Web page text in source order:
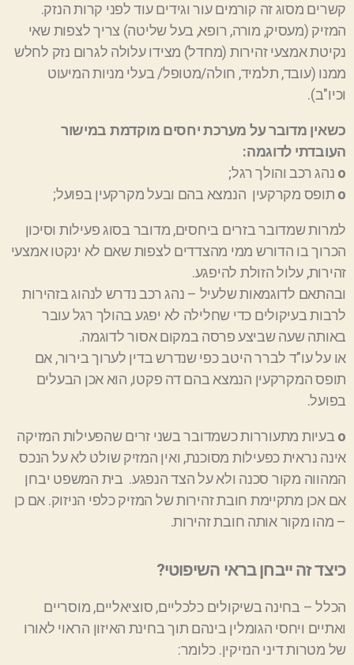
קשרים מסוג זה קורמים עור וגידים עוד לפני קרות הנזק.
המזיק (מעסיק, מורה, רופא, בעל שליטה) צריך לצפות שאי
נקיטת אמצעי זהירות (מחדל) מצידו עלולה לגרום נזק לחלש
ממנו (עובד, תלמיד, חולה/מטופל/ בעלי מניות המיעוט
וכיו"ב).
כשאין מדובר על מערכת יחסים מוקדמת במישור
העובדתי לדוגמה:
οנהג רכב והולך רגל;
οתופס מקרקעין הנמצא בהם ובעל מקרקעין בפועל;
למרות שמדובר בזרים ביחסים, מדובר בסוג פעילות וסיכון
הכרוך בו הדורש ממי מהצדדים לצפות שאם לא ינקטו אמצעי
זהירות, עלול הזולת להיפגע.
ובהתאם לדוגמאות שלעיל–נהג רכב נדרש לנהוג בזהירות
לרבות בעיקולים כדי שחלילה לא יפגע בהולך רגל עובר
באותה שעה שביצע פרסה במקום אסור לדוגמה.
או על עו"ד לברר היטב כפי שנדרש בדין לערוך בירור, אם
תופס המקרקעין הנמצא בהם דה פקטו, הוא אכן הבעלים
בפועל.
οבעיות מתעוררות כשמדובר בשני זרים שהפעילות המזיקה
אינה נראית כפעילות מסוכנת, ואין המזיק שולטלא על הנכס
המהווה מקור סכנה ולא על הצד הנפגע. בית המשפט יבחן
אם אכן מתקיימת חובת זהירות של המזיק כלפי הניזוק. אם כן
–מהו מקור אותה חובת זהירות.
כיצד זה ייבחן בראי השיפוטי?
הכלל–בחינה בשיקולים כלכליים, סוציאליים, מוסריים
ואתיים ויחסי הגומליןבינהםתוך בחינת האיזון הראוי לאורו
של מטרות דיניהנזיקין. כלומר: